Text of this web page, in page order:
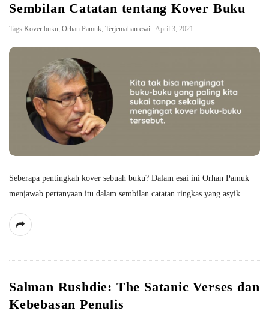
Sembilan Catatan tentang Kover Buku
Tags Kover buku, Orhan Pamuk, Terjemahan esai April 3, 2021
Seberapa pentingkah kover sebuah buku? Dalam esai ini Orhan Pamuk
menjawab pertanyaan itu dalam sembilan catatan ringkas yang asyik.
Salman Rushdie: The Satanic Verses dan
Kebebasan Penulis